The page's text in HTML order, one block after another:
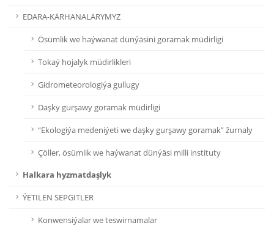
EDARA-KÄRHANALARYMYZ
Ösümlik we haýwanat dünýäsini goramak müdirligi
Tokaý hojalyk müdirlikleri
Gidrometeorologiýa gullugy
Daşky gurşawy goramak müdirligi
“Ekologiýa medeniýeti we daşky gurşawy goramak” žurnaly
Çöller, ösümlik we haýwanat dünýäsi milli instituty
Halkara hyzmatdaşlyk
ÝETILEN SEPGITLER
Konwensiýalar we teswirnamalar